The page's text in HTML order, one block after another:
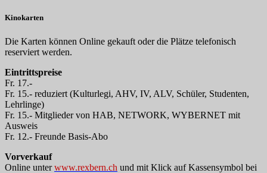
Kinokarten
Die Karten können Online gekauft oder die Plätze telefonisch
reserviert werden.
Eintrittspreise
Fr. 17.-
Fr. 15.- reduziert (Kulturlegi, AHV, IV, ALV, Schüler, Studenten,
Lehrlinge)
Fr. 15.- Mitglieder von HAB, NETWORK, WYBERNET mit
Ausweis
Fr. 12.- Freunde Basis-Abo
Vorverkauf
Online unterwww.rexbern.ch und mit Klick auf Kassensymbol bei